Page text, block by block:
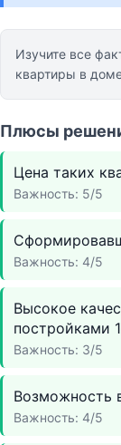
Изучите все
квартиры в
Плюсы
Цена таких
Важность: 5/5
Важность: 4/5
Высокое
постройками
Важность: 3/5
Возможность
Важность: 4/5